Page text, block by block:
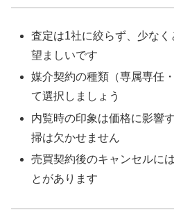
査定は1社に絞らず、少な
望ましいです
媒介契約の種類（専属専任
て選択しましょう
内覧時の印象は価格に影響
掃は欠かせません
売買契約後のキャンセルに
とがあります